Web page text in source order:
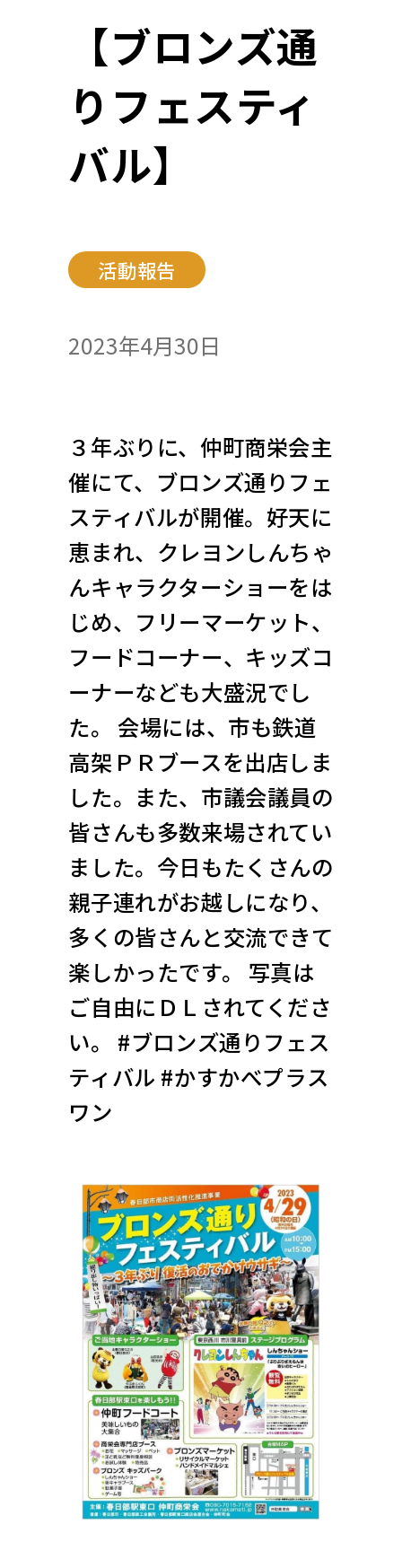
【ブロンズ通
りフェスティ
バル】
活動報告
2023年4月30日
３年ぶりに、仲町商栄会主
催にて、ブロンズ通りフェ
スティバルが開催。好天に
恵まれ、クレヨンしんちゃ
んキャラクターショーをは
じめ、フリーマーケット、
フードコーナー、キッズコ
ーナーなども大盛況でし
た。 会場には、市も鉄道
高架ＰＲブースを出店しま
した。また、市議会議員の
皆さんも多数来場されてい
ました。今日もたくさんの
親子連れがお越しになり、
多くの皆さんと交流できて
楽しかったです。 写真は
ご自由にＤＬされてくださ
い。 #ブロンズ通りフェス
ティバル #かすかべプラス
ワン